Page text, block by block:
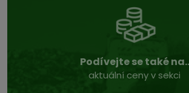
Podívejte se také
aktuální ceny v sekci